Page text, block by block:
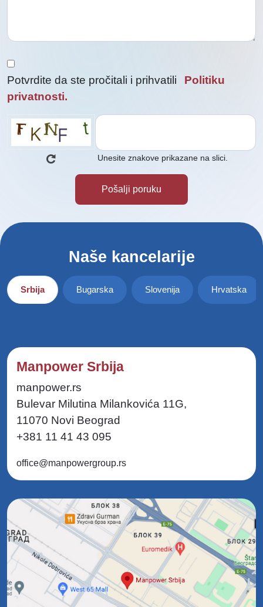
Potvrdite da ste pročitali i prihvatili
Politiku
privatnosti.
Unesite znakove prikazane na slici.
Naše kancelarije
Srbija Bugarska Slovenija Hrvatska
Manpower Srbija
manpower.rs
Bulevar Milutina Milankovića 11G,
11070 Novi Beograd
+381 11 41 43 095
office@manpowergroup.rs